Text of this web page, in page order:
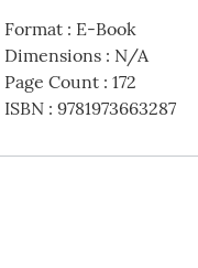
Format: E-Book
Dimensions: N/A
Page Count: 172
ISBN: 9781973663287